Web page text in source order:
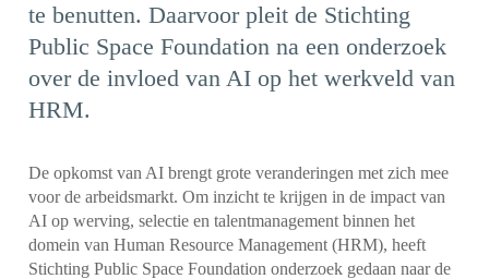
te benutten. Daarvoor pleit de Stichting
Public Space Foundation na een onderzoek
over de invloed van AI op het werkveld van
HRM.
De opkomst van AI brengt grote veranderingen met zich mee
voor de arbeidsmarkt. Om inzicht te krijgen in de impact van
AI op werving, selectie en talentmanagement binnen het
domein van Human Resource Management (HRM), heeft
Stichting Public Space Foundation onderzoek gedaan naar de